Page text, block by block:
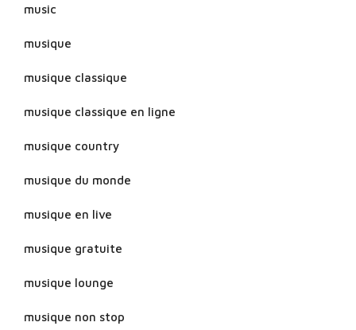
music
musique
musique classique
musique classique en ligne
musique country
musique du monde
musique en live
musique gratuite
musique lounge
musique non stop